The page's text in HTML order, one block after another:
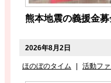
熊本地震の義援金
2026年8月2日
ほのぼのタイム | 活動フ